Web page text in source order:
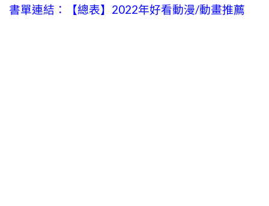
書單連結：【總表】2022年好看動漫/動畫推薦